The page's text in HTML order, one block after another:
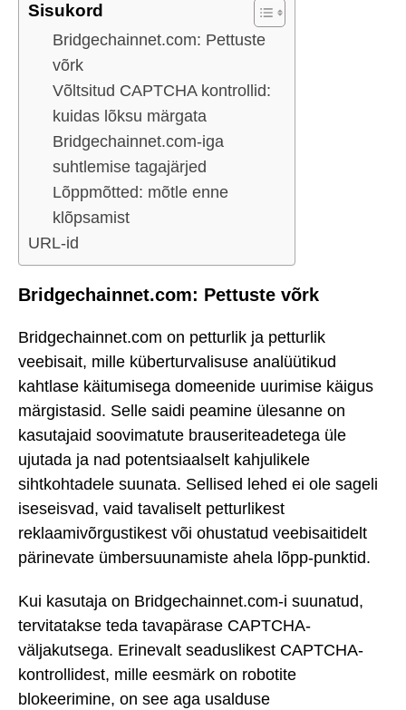
Sisukord
Bridgechainnet.com: Pettuste
võrk
Võltsitud CAPTCHA kontrollid:
kuidas lõksu märgata
Bridgechainnet.com-iga
suhtlemise tagajärjed
Lõppmõtted: mõtle enne
klõpsamist
URL-id
Bridgechainnet.com: Pettuste võrk
Bridgechainnet.com on petturlik ja petturlik
veebisait, mille küberturvalisuse analüütikud
kahtlase käitumisega domeenide uurimise käigus
märgistasid. Selle saidi peamine ülesanne on
kasutajaid soovimatute brauseriteadetega üle
ujutada ja nad potentsiaalselt kahjulikele
sihtkohtadele suunata. Sellised lehed ei ole sageli
iseseisvad, vaid tavaliselt petturlikest
reklaamivõrgustikest või ohustatud veebisaitidelt
pärinevate ümbersuunamiste ahela lõpp-punktid.
Kui kasutaja on Bridgechainnet.com-i suunatud,
tervitatakse teda tavapärase CAPTCHA-
väljakutsega. Erinevalt seaduslikest CAPTCHA-
kontrollidest, mille eesmärk on robotite
blokeerimine, on see aga usalduse